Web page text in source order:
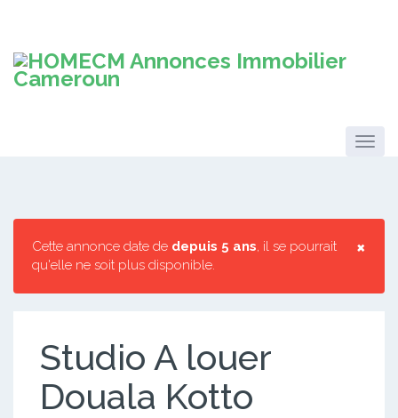
×
Cette annonce date de depuis 5 ans, il se pourrait
qu'elle ne soit plus disponible.
Studio A louer
Douala Kotto